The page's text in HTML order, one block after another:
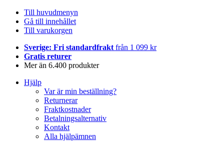
Till huvudmenyn
Gå till innehållet
Till varukorgen
Sverige: Fri standardfrakt från 1 099 kr
Gratis returer
Mer än 6.400 produkter
Hjälp
Var är min beställning?
Returnerar
Fraktkostnader
Betalningsalternativ
Kontakt
Alla hjälpämnen